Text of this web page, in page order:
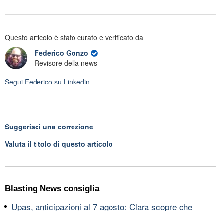
Questo articolo è stato curato e verificato da
Federico Gonzo
Revisore della news
Segui Federico su Linkedin
Suggerisci una correzione
Valuta il titolo di questo articolo
Blasting News consiglia
Upas, anticipazioni al 7 agosto: Clara scopre che